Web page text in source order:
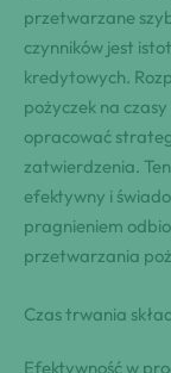
przetwarzane
czynników jest
kredytowych.
pożyczek na
opracować
zatwierdzenia.
efektywny i
pragnieniem
przetwarzania
Czas trwania
Efektywność w